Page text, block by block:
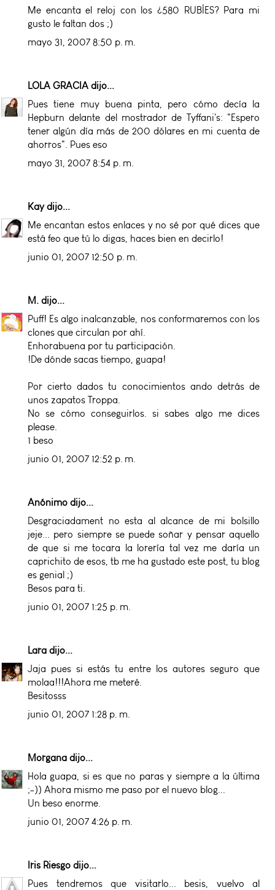
Me encanta el reloj con los ¿580 RUBÍES? Para mi
gusto le faltan dos ;)
mayo 31, 2007 8:50 p. m.
LOLA GRACIA dijo...
Pues tiene muy buena pinta, pero cómo decía la
Hepburn delante del mostrador de Tyffani's: "Espero
tener algún día más de 200 dólares en mi cuenta de
ahorros". Pues eso
mayo 31, 2007 8:54 p. m.
Kaydijo...
Me encantan estos enlaces y no sé por qué dices que
está feo que tú lo digas, haces bien en decirlo!
junio 01, 2007 12:50 p. m.
M. dijo...
Puff! Es algo inalcanzable, nos conformaremos con los
clones que circulan por ahí.
Enhorabuena por tu participación.
!De dónde sacas tiempo, guapa!
Por cierto dados tu conocimientos ando detrás de
unos zapatos Troppa.
No se cómo conseguirlos. si sabes algo me dices
please.
1 beso
junio 01, 2007 12:52 p. m.
Anónimo dijo...
Desgraciadament no esta al alcance de mi bolsillo
jeje... pero siempre se puede soñar y pensar aquello
de que si me tocara la lorería tal vez me daría un
caprichito de esos, tb me ha gustado este post, tu blog
es genial ;)
Besos para ti.
junio 01, 2007 1:25 p. m.
Lara dijo...
Jaja pues si estás tu entre los autores seguro que
molaa!!!Ahora me meteré.
Besitosss
junio 01, 2007 1:28 p. m.
Morgana dijo...
Hola guapa, si es que no paras y siempre a la última
;-)) Ahora mismo me paso por el nuevo blog...
Un beso enorme.
junio 01, 2007 4:26 p. m.
Iris Riesgo dijo...
Pues tendremos que visitarlo... besis, vuelvo al